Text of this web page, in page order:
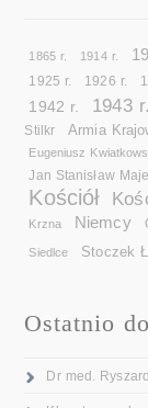
1865 r. 1914 r.
1925 r. 1926 r.
1942 r. 1943 r.
Stilkr
Armia
Eugeniusz
Jan Stanisław
Kościół
Krzna Niemcy
Siedlce Stoczek
Ostatnio
Dr med.